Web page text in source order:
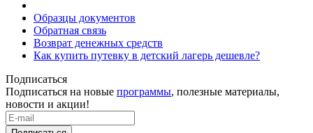
Образцы документов
Обратная связь
Возврат денежных средств
Как купить путевку в детский лагерь дешевле?
Подписаться
Подписаться на новые программы, полезные материалы,
новости и акции!